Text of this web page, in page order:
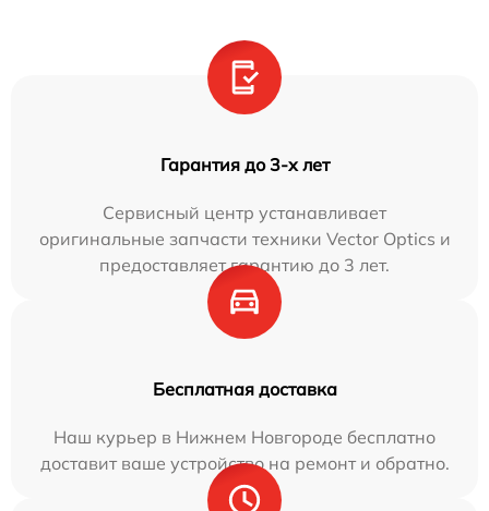
Гарантия до 3-х лет
Сервисный центр устанавливает
оригинальные запчасти техники Vector Optics и
предоставляет гарантию до 3 лет.
Бесплатная доставка
Наш курьер в Нижнем Новгороде бесплатно
доставит ваше устройство на ремонт и обратно.